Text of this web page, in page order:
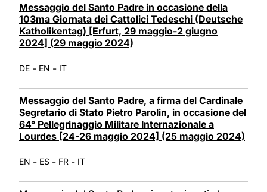
Messaggio del Santo Padre in occasione della
103ma Giornata dei Cattolici Tedeschi (Deutsche
Katholikentag) [Erfurt, 29 maggio-2 giugno
2024] (29 maggio 2024)
DE - EN - IT
Messaggio del Santo Padre, a firma del Cardinale
Segretario di Stato Pietro Parolin, in occasione del
64° Pellegrinaggio Militare Internazionale a
Lourdes [24-26 maggio 2024] (25 maggio 2024)
EN - ES - FR - IT